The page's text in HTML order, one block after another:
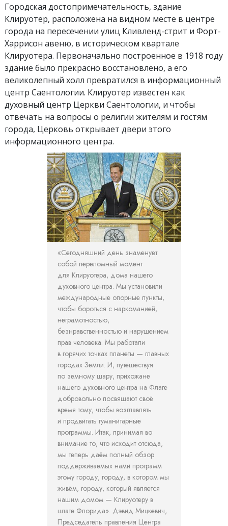
Городская достопримечательность, здание
Клируотер, расположена на видном месте в центре
города на пересечении улиц Кливленд-стрит и Форт-
Харрисон авеню, в историческом квартале
Клируотера. Первоначально построенное в 1918 году
здание было прекрасно восстановлено, а его
великолепный холл превратился в информационный
центр Саентологии. Клируотер известен как
духовный центр Церкви Саентологии, и чтобы
отвечать на вопросы о религии жителям и гостям
города, Церковь открывает двери этого
информационного центра.
«Сегодняшний день знаменует
собой переломный момент
для Клируотера, дома нашего
духовного центра. Мы установили
международные опорные пункты,
чтобы бороться с наркоманией,
неграмотностью,
безнравственностью и нарушением
прав человека. Мы работали
в горячих точках планеты — главных
городах Земли. И, путешествуя
по земному шару, прихожане
нашего духовного центра на Флаге
добровольно посвящают своё
время тому, чтобы возглавлять
и продвигать гуманитарные
программы. Итак, принимая во
внимание то, что исходит отсюда,
мы теперь даём полный обзор
поддерживаемых нами программ
этому городу, городу, в котором мы
живём, городу, который является
нашим домом — Клируотеру в
штате Флорида». Дэвид Мицкевич,
Председатель правления Центра